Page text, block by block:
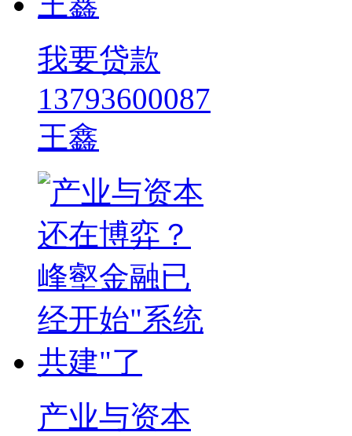
我要贷款
13793600087
王鑫
产业与资本